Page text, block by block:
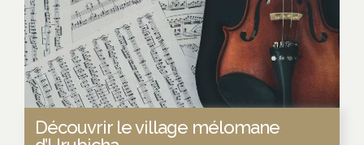
Découvrir le village mélomane